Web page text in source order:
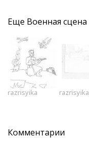
Еще Военная сцена
razrisyika razrisyika
Комментарии